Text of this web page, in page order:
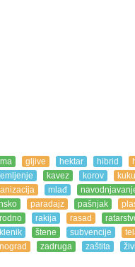
gljive hektar hibrid
kavez korov
mlađ
paradajz pašnjak
rakija rasad
štene subvencije
zadruga zaštita